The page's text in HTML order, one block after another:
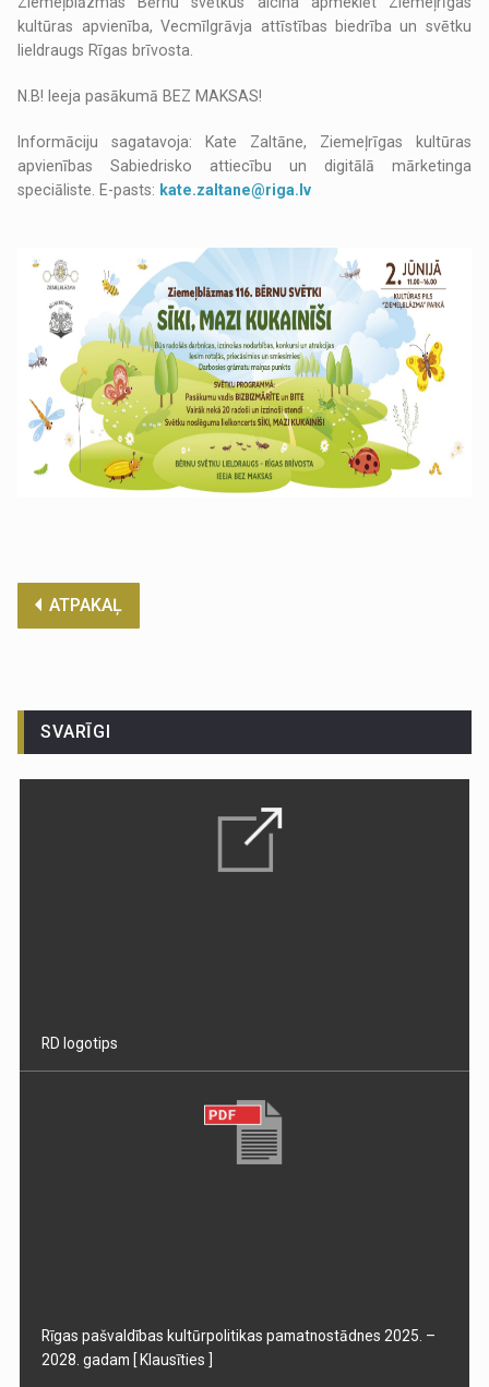
kultūras apvienība, Vecmīlgrāvja attīstības biedrība un svētku
lieldraugs Rīgas brīvosta.
N.B! Ieeja pasākumā BEZ MAKSAS!
Informāciju sagatavoja: Kate Zaltāne, Ziemeļrīgas kultūras
apvienības Sabiedrisko attiecību un digitālā mārketinga
speciāliste. E-pasts: kate.zaltane@riga.lv
ATPAKAĻ
SVARĪGI
RD logotips
Rīgas pašvaldības kultūrpolitikas pamatnostādnes 2025. –
2028. gadam [ Klausīties ]